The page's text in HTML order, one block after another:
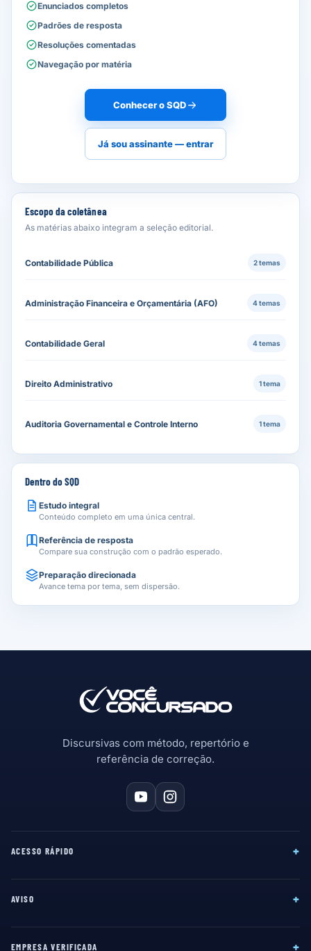
Escopo da coletânea
As matérias abaixo integram a seleção editorial.
Contabilidade Pública 2 temas
Administração Financeira e Orçamentária (AFO) 4 temas
Contabilidade Geral 4 temas
Direito Administrativo 1 tema
Auditoria Governamental e Controle Interno 1 tema
Enunciados completos
Padrões de resposta
Resoluções comentadas
Navegação por matéria
Conhecer o SQD
Já sou assinante — entrar
Dentro do SQD
Estudo integral
Conteúdo completo em uma única central.
Referência de resposta
Compare sua construção com o padrão esperado.
Preparação direcionada
Avance tema por tema, sem dispersão.
Discursivas com método, repertório e
referência de correção.
ACESSO RÁPIDO +
AVISO +
EMPRESA VERIFICADA +